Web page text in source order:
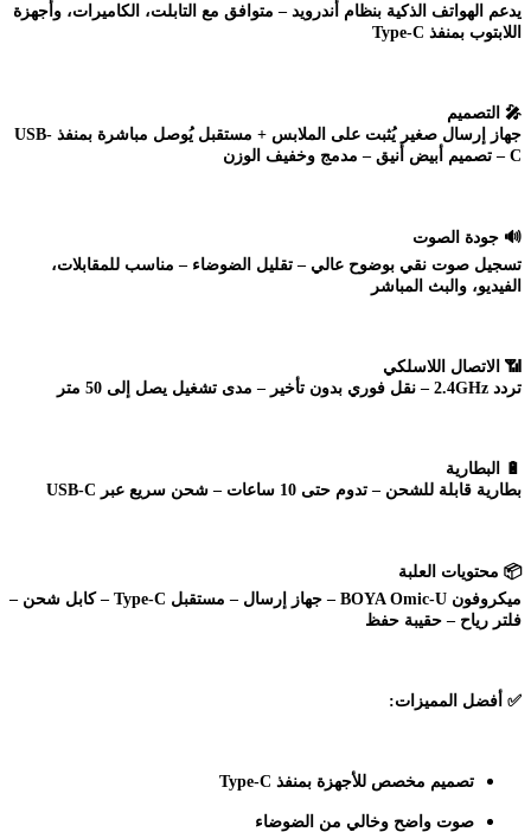
يدعم الهواتف الذكية بنظام أندرويد – متوافق مع التابلت، الكاميرات، وأجهزة
اللابتوب بمنفذ Type-C
🎤 التصميم
جهاز إرسال صغير يُثبت على الملابس + مستقبل يُوصل مباشرة بمنفذ USB-
C – تصميم أبيض أنيق – مدمج وخفيف الوزن
🔊 جودة الصوت
تسجيل صوت نقي بوضوح عالي – تقليل الضوضاء – مناسب للمقابلات،
الفيديو، والبث المباشر
📶 الاتصال اللاسلكي
تردد 2.4GHz – نقل فوري بدون تأخير – مدى تشغيل يصل إلى 50 متر
🔋
البطارية
بطارية قابلة للشحن – تدوم حتى 10 ساعات – شحن سريع عبر USB-C
📦 محتويات العلبة
ميكروفون BOYA Omic-U – جهاز إرسال – مستقبل Type-C – كابل شحن –
فلتر رياح – حقيبة حفظ
✅ أفضل المميزات:
تصميم مخصص للأجهزة بمنفذ Type-C
صوت واضح وخالي من الضوضاء